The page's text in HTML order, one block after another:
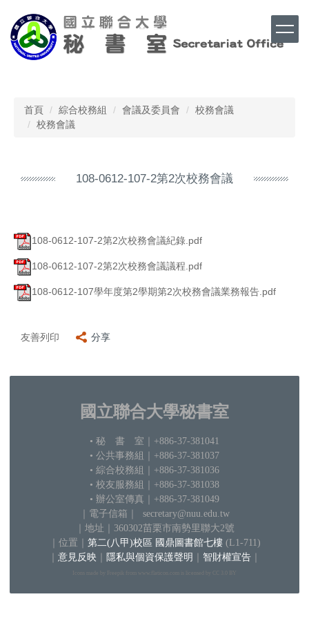
到
主
要
首頁 綜合校務組 會議及委員會
校務會議
校務會議
108-0612-107-2第2次校務會議
108-0612-107-2第2次校務會議紀錄.pdf
108-0612-107-2第2次校務會議議程.pdf
108-0612-107學年度第2學期第2次校務會議業務報告.pdf
友善列印 分享
國立聯合大學秘書室
• 秘 書 室 ｜+886-37-381041
• 公共事務組｜+886-37-381037
• 綜合校務組｜+886-37-381036
• 校友服務組｜+886-37-381038
• 辦公室傳真｜+886-37-381049
｜電子信箱 ｜ secretary@nuu.edu.tw
｜地址｜360302苗栗市南勢里聯大2號
位置｜ 第二(八甲)校區 國鼎圖書館七樓(L1-711)
意見反映 隱私與個資保護聲明 智財權宣告
Icons made by Freepik from www.flaticon.com is licensed by CC 3.0 BY